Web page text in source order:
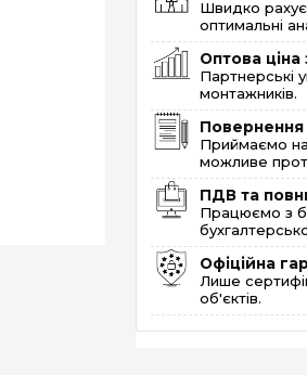
Швидко
оптимальні
Оптова
Партнерські
монтажників.
Приймаємо
можливе
ПДВ та
Працюємо з
Офіційна
Лише
об'єктів.